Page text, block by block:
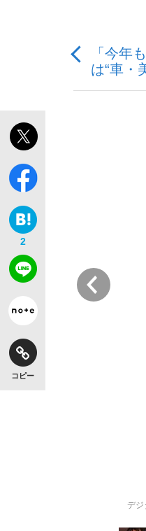
「目
「今年
は“車・
2
コピー
デジ